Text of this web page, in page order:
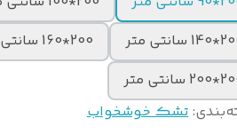
سانتی متر
200*160 سانتی متر
سانتی متر
: تشک خوشخواب